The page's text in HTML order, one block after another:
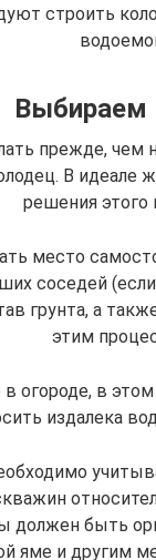
строить
Выбираем
прежде, чем
В идеале
решения этого
место
соседей
грунта, а
этим
огороде, в
издалека
должен быть
яме и другим